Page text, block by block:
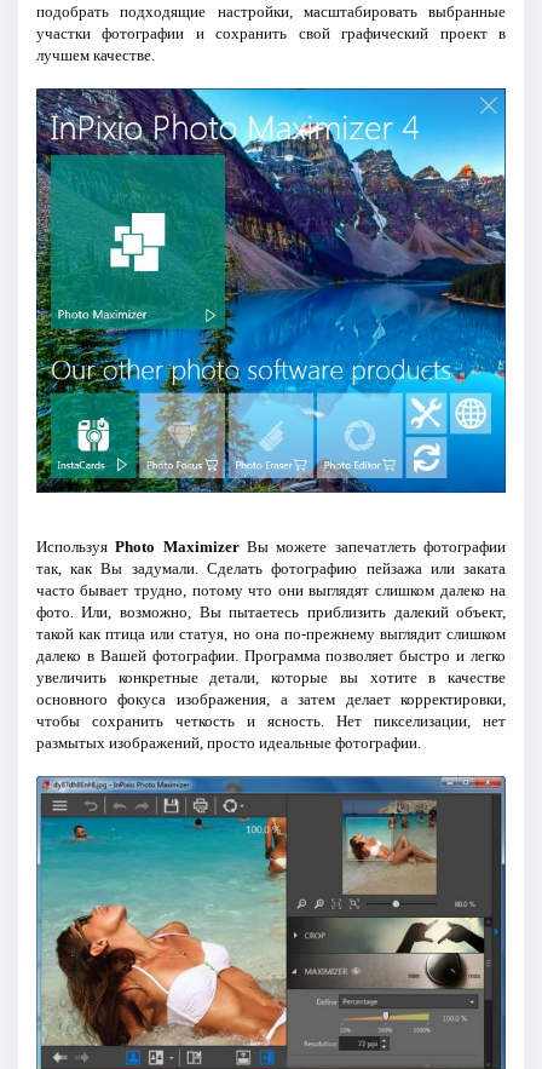
подобрать подходящие настройки, масштабировать выбранные
участки фотографии и coхранить свой графический проект в
лучшем качестве.
ИспользуяPhoto MaximizerВы можете запечатлеть фотографии
так, как Вы задумали. Сделать фотографию пейзажа или заката
часто бывает трудно, потому что они выглядят слишком далеко на
фото. Или, возможно, Вы пытаетесь приблизить далекий объект,
такой как птица или статуя, но она по-прежнему выглядит слишком
далеко в Вашей фотографии. Программа позволяет быстро и легко
увеличить конкретные детали, которые вы хотите в качестве
основного фокуса изображения, а затем делает корректировки,
чтобы сохранить четкость и ясность. Нет пикселизации, нет
размытых изображений, просто идеальные фотографии.